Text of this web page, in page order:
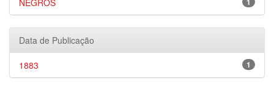
NEGROS
Data de Publicação
1
1883